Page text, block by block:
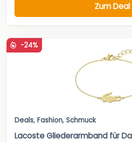
Zum Deal
-24%
Deals, Fashion, Schmuck
Lacoste Gliederarmband für